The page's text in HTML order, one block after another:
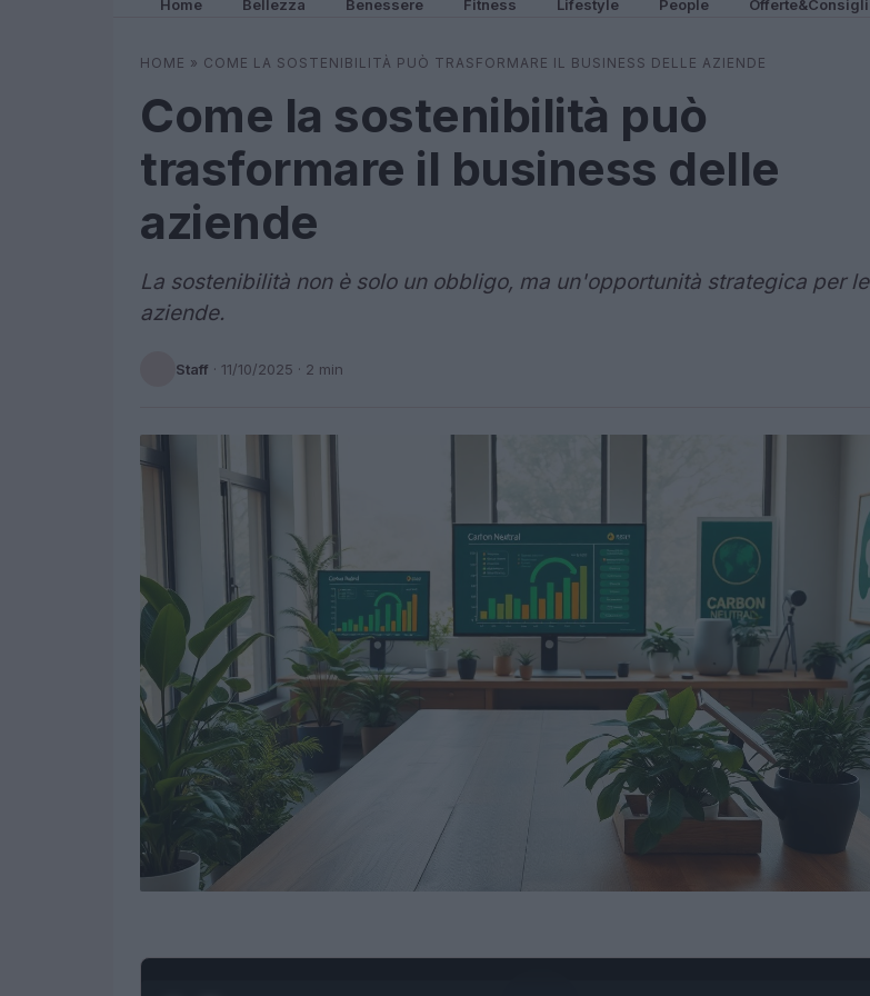
Home Bellezza Benessere Fitness Lifestyle People Offerte&Consigli
HOME » COME LA SOSTENIBILITÀ PUÒ TRASFORMARE IL BUSINESS DELLE AZIENDE
Come la sostenibilità può
trasformare il business delle
aziende
La sostenibilità non è solo un obbligo, ma un'opportunità strategica per le
aziende.
Staff · 11/10/2025 · 2 min